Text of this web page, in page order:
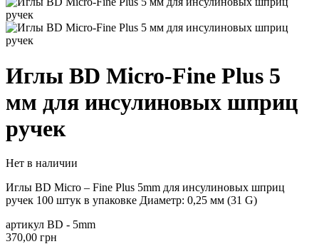
Иглы BD Micro-Fine Plus 5
мм для инсулиновых шприц
ручек
Нет в наличии
Иглы BD Micro – Fine Plus 5mm для инсулиновых шприц
ручек 100 штук в упаковке Диаметр: 0,25 мм (31 G)
артикул BD - 5mm
370,00 грн